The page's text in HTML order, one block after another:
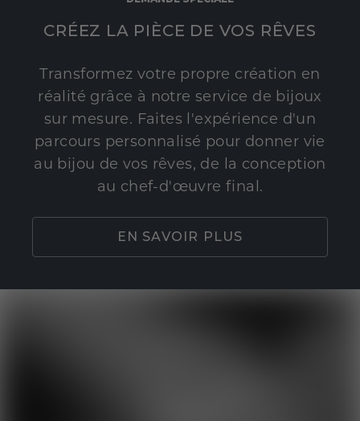
CRÉEZ LA PIÈCE DE VOS RÊVES
Transformez votre propre création en
réalité grâce à notre service de bijoux
sur mesure. Faites l'expérience d'un
parcours personnalisé pour donner vie
au bijou de vos rêves, de la conception
au chef-d'œuvre final.
EN SAVOIR PLUS